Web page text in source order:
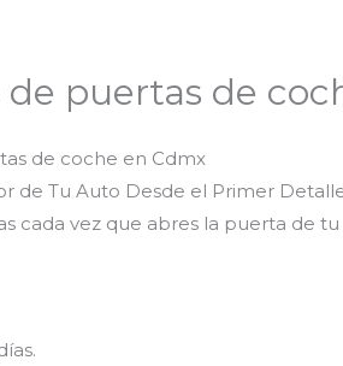
de puertas de
de coche en Cdmx
de Tu Auto Desde el Primer
cada vez que abres la puerta de